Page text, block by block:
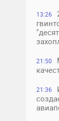
13:26
21:50
21:36